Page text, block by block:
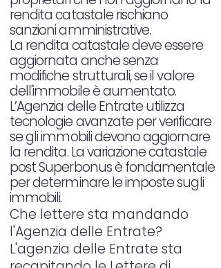
rendita catastale rischiano
sanzioni amministrative.
La rendita catastale deve essere
aggiornata anche senza
modifiche strutturali, se il valore
dell'immobile è aumentato.
L’Agenzia delle Entrate utilizza
tecnologie avanzate per verificare
se gli immobili devono aggiornare
la rendita. La variazione catastale
post Superbonus è fondamentale
per determinare le imposte sugli
immobili.
Che lettere sta mandando
l'Agenzia delle Entrate?
L'agenzia delle Entrate sta